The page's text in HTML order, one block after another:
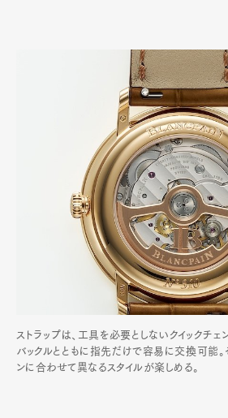
ストラップは、工具を必要としないクイックチェ
バックルとともに指先だけで容易に交換可能。
ンに合わせて異なるスタイルが楽しめる。